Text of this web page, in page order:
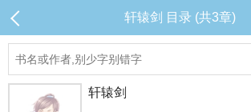
轩辕剑 目录 (共3章)
轩辕剑